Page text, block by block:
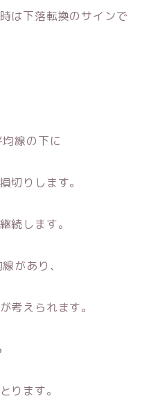
は下落転換のサインで
線の下に
切りします。
続します。
があり、
考えられます。
ります。